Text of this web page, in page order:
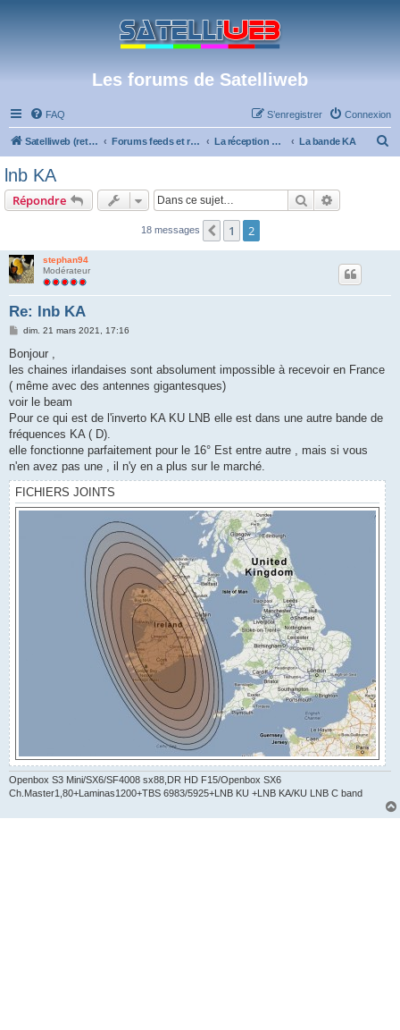
Les forums de Satelliweb
FAQ Connexion
S’enregistrer
Satelliweb (retour vers le site) Forums feeds et réception TV numérique La réception par satellite La bande KA
lnb KA
Répondre Rechercher
18 messages Précédente
1 2
stephan94
Modérateur
Re: lnb KA
M
s
a
g
dim. 21 mars 2021, 17:16
Bonjour ,
les chaines irlandaises sont absolument impossible à recevoir en France
( même avec des antennes gigantesques)
voir le beam
Pour ce qui est de l'inverto KA KU LNB elle est dans une autre bande de
fréquences KA ( D).
elle fonctionne parfaitement pour le 16° Est entre autre , mais si vous
n'en avez pas une , il n'y en a plus sur le marché.
FICHIERS JOINTS
Openbox S3 Mini/SX6/SF4008 sx88,DR HD F15/Openbox SX6
Ch.Master1,80+Laminas1200+TBS 6983/5925+LNB KU +LNB KA/KU LNB C band